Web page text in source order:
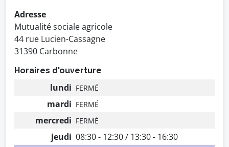
Adresse
Mutualité sociale agricole
44 rue Lucien-Cassagne
31390 Carbonne
Horaires d'ouverture
lundi FERMÉ
mardi FERMÉ
mercredi FERMÉ
jeudi 08:30 - 12:30 / 13:30 - 16:30